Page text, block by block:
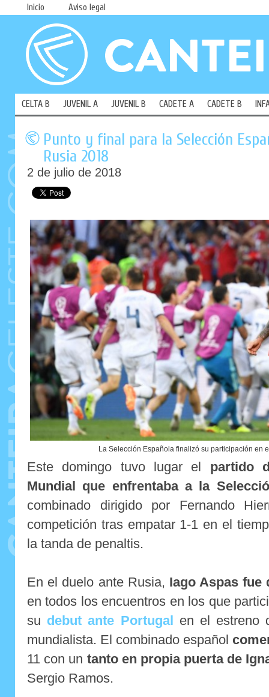
Inicio Aviso legal
CELTA B JUVENIL A JUVENIL B CADETE A CADETE B
Punto y final para la Selección
Rusia 2018
2 de julio de 2018
La Selección Española finalizó su participación en
Este domingo tuvo lugar el partido
Mundial que enfrentaba a la
combinado dirigido por Fernando
competición tras empatar 1-1 en el
la tanda de penaltis.
En el duelo ante Rusia, Iago Aspas fue
en todos los encuentros en los que
su debut ante Portugal
en el estreno
mundialista. El combinado español
11 con un tanto en propia puerta de
Sergio Ramos.